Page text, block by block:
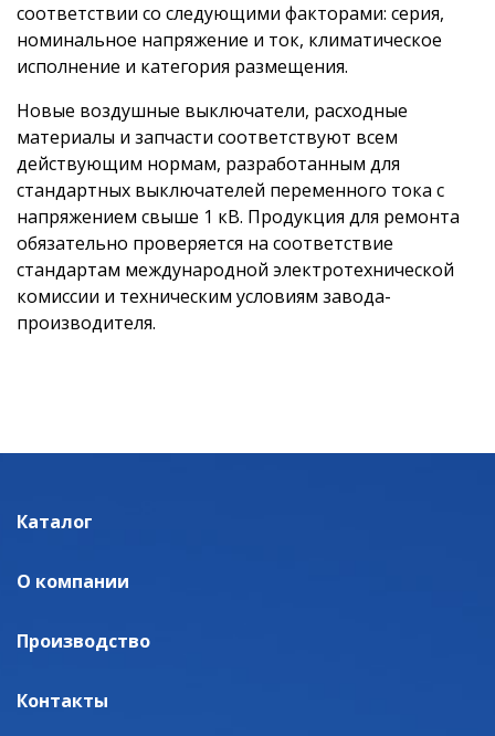
соответствии со следующими факторами: серия,
номинальное напряжение и ток, климатическое
исполнение и категория размещения.
Новые воздушные выключатели, расходные
материалы и запчасти соответствуют всем
действующим нормам, разработанным для
стандартных выключателей переменного тока с
напряжением свыше 1 кВ. Продукция для ремонта
обязательно проверяется на соответствие
стандартам международной электротехнической
комиссии и техническим условиям завода-
производителя.
Каталог
О компании
Производство
Контакты